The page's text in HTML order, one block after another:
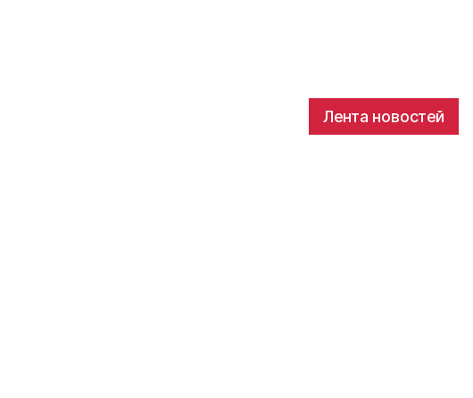
Лента новостей